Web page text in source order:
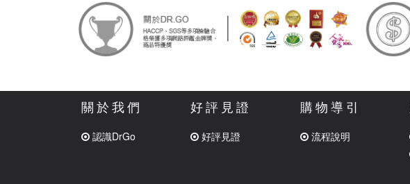
關於我們
認識DrGo
好評見證
好評見證
購物導引
流程說明